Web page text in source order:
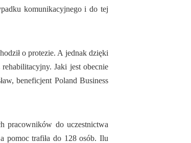
komunikacyjnego i do tej
o protezie. A jednak dzięki
Jaki jest obecnie
beneficjent Poland Business
pracowników do uczestnictwa
pomoc trafiła do 128 osób. Ilu